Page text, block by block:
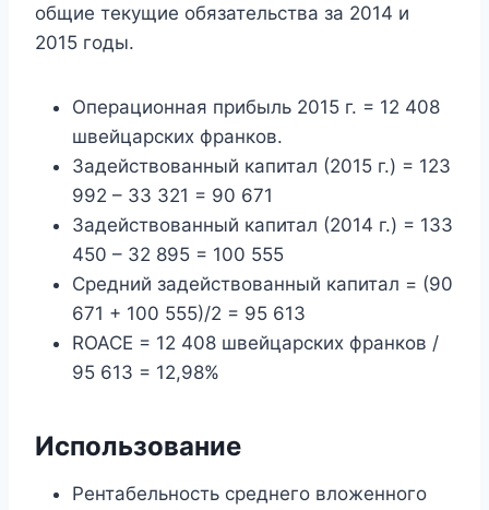
общие текущие обязательства за 2014 и
2015 годы.
Операционная прибыль 2015 г. = 12 408
швейцарских франков.
Задействованный капитал (2015 г.) = 123
992 – 33 321 = 90 671
Задействованный капитал (2014 г.) = 133
450 – 32 895 = 100 555
Средний задействованный капитал = (90
671 + 100 555)/2 = 95 613
ROACE = 12 408 швейцарских франков /
95 613 = 12,98%
Использование
Рентабельность среднего вложенного